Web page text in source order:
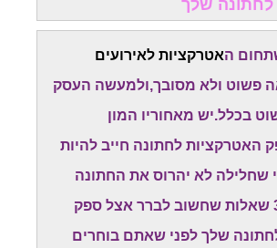
לחתונה שלך
האטרקציות לאירועים
פשוט ולא מסובך,ולמעשה העסק
בכלל.יש מאחוריו המון
האטרקציות לחתונה חייב להיות
שחלילה לא יהרוס את החתונה
ישנם 3 שאלות שחשוב לברר אצל ספק
שלך לפני שאתם בוחרים